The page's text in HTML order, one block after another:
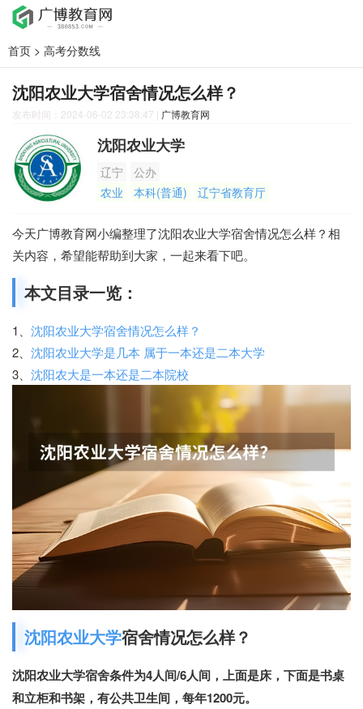
首页 > 高考分数线
沈阳农业大学宿舍情况怎么样？
发布时间：2024-06-02 23:38:47 | 广博教育网
沈阳农业大学
辽宁
公办
农业
本科(普通) 辽宁省教育厅
今天广博教育网小编整理了沈阳农业大学宿舍情况怎么样？相
关内容，希望能帮助到大家，一起来看下吧。
本文目录一览：
1、 沈阳农业大学宿舍情况怎么样？
2、 沈阳农业大学是几本 属于一本还是二本大学
3、 沈阳农大是一本还是二本院校
沈阳农业大学宿舍情况怎么样？
沈阳农业大学宿舍条件为4人间/6人间，上面是床，下面是书桌
和立柜和书架，有公共卫生间，每年1200元。